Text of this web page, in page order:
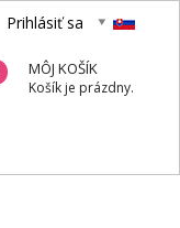
Prihlásiť sa
MÔJ KOŠÍK
Košík je prázdny.